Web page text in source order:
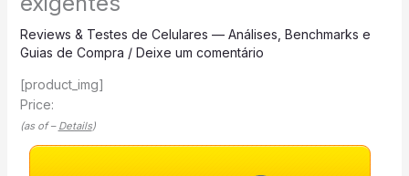
Reviews & Testes de Celulares — Análises, Benchmarks e
Guias de Compra / Deixe um comentário
[product_img]
Price:
(as of – Details)